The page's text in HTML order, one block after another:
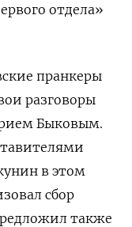
отдела»
пранкеры
разговоры
Быковым.
в этом
сбор
также